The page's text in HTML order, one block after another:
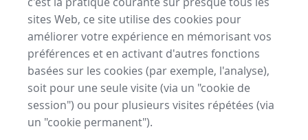
sites Web, ce site utilise des cookies pour
améliorer votre expérience en mémorisant vos
préférences et en activant d'autres fonctions
basées sur les cookies (par exemple, l'analyse),
soit pour une seule visite (via un "cookie de
session") ou pour plusieurs visites répétées (via
un "cookie permanent").